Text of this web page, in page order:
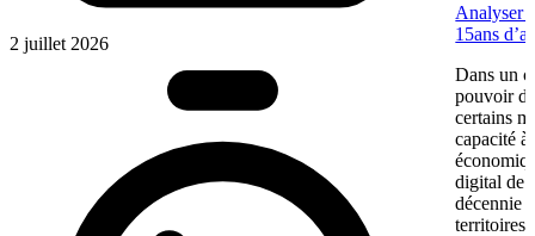
2 juillet 2026
Analyser
15ans
Dans un
pouvoir
certains
capacité
digital de
décennie